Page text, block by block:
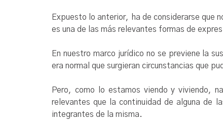
Expuesto lo anterior, ha de considerarse que
es una de las más relevantes formas de
En nuestro marco jurídico no se previene la
era normal que surgieran circunstancias que
Pero, como lo estamos viendo y viviendo,
relevantes que la continuidad de alguna de
integrantes de la misma.